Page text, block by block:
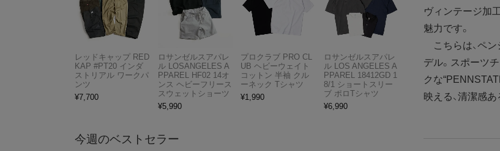
ヴィンテージ加
魅力です。
こちらは、ペン
デル。スポーツ
クな
映える、清潔感
レッドキャップ RED
KAP #PT20 インダ
ストリアル ワークパ
ンツ
¥7,700
ロサンゼルスアパレ
ル LOSANGELES A
PPAREL HF02 14オ
ンス ヘビーフリース
スウェットショーツ
¥5,990
プロクラブ PRO CL
UB ヘビーウェイト
コットン 半袖 クル
ーネック Tシャツ
¥1,990
ロサンゼルスアパレ
ル LOS ANGELES A
PPAREL 18412GD 1
8/1 ショートスリー
ブ ポロTシャツ
¥6,990
今週のベストセラー